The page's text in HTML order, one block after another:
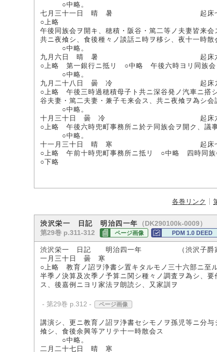
○中略。
七月三十一日 晴 暑 起床七時
○上略
午後同族会ヲ開キ、穂積・阪谷・篤二等ノ夫妻皆来
共ニ夜飧シ、食後種々ノ談話ニ時ヲ移シ、夜十一時散
○中略。
九月六日 晴 暑 起床六時三十
○上略 第一銀行ニ抵リ ○中略 午後六時ヨリ同族
○中略。
九月二十八日 曇 冷 起床九時 就
○上略 午後三時過穂積母子ト共ニ深谷発ノ汽車ニ搭
谷夫妻・篤二夫妻・兼子モ来会ス、共ニ夜飧ヲ為シ
○中略。
十月三十日 曇 冷 起床六時三
○上略 午後六時兜町事務所ニ於テ同族会ヲ開ク、議
○中略。
十一月三十日 晴 寒 起床七時
○上略 午前十時兜町事務所ニ抵リ ○中略 四時同族
○下略
各巻リンク
渋沢栄一 日記 明治四一年
（DK290100k-0009）
第29巻 p.311-312
ページ画像 PDM 1.0 DEED
渋沢栄一 日記 明治四一年 （渋沢子爵家
一月三十日 曇 寒
○上略 教育ノ詔ヲ浄書シ置キタルモノ三十六部ニ至
半季ノ決算及次季ノ予算ニ関シ種々ノ調査ヲ為シ、
ス、後嘉例ニヨリ家法ヲ朗読シ、又家訓ヲ
- 第29巻 p.312 - ページ画像
講演シ、更ニ教育ノ詔ヲ浄書セシモノヲ孫児等ニ分
飧シ、食後余興等アリテ十一時散会ス
○中略。
二月二十七日 晴 寒